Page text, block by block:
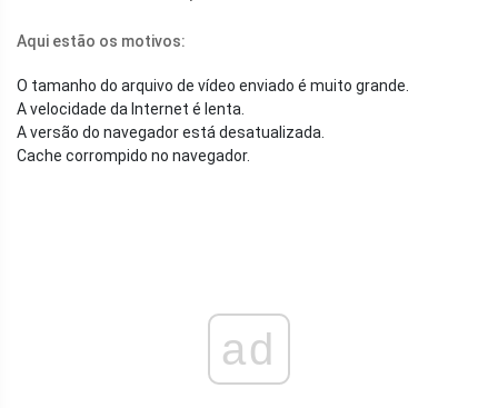
Aqui estão os motivos:
O tamanho do arquivo de vídeo enviado é muito grande.
A velocidade da Internet é lenta.
A versão do navegador está desatualizada.
Cache corrompido no navegador.
ad